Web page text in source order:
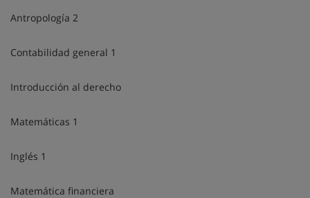
Antropología 2
Contabilidad general 1
Introducción al derecho
Matemáticas 1
Inglés 1
Matemática financiera